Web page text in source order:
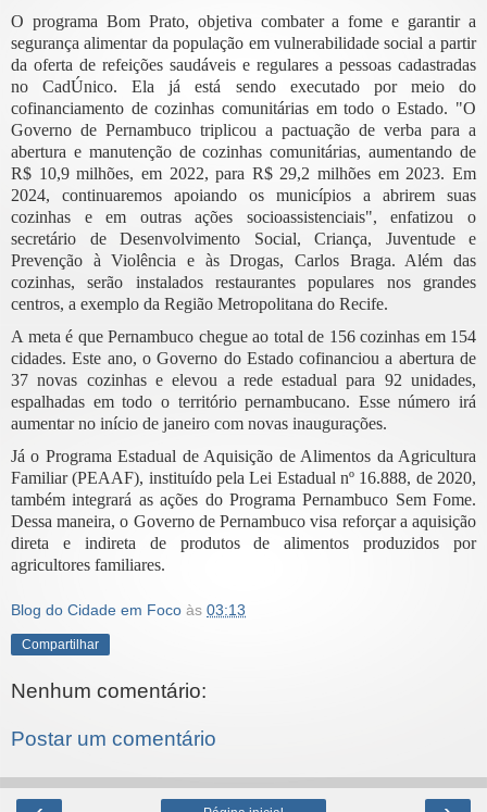
O programa Bom Prato, objetiva combater a fome e garantir a
segurança alimentar da população em vulnerabilidade social a partir
da oferta de refeições saudáveis e regulares a pessoas cadastradas
no CadÚnico. Ela já está sendo executado por meio do
cofinanciamento de cozinhas comunitárias em todo o Estado. "O
Governo de Pernambuco triplicou a pactuação de verba para a
abertura e manutenção de cozinhas comunitárias, aumentando de
R$ 10,9 milhões, em 2022, para R$ 29,2 milhões em 2023. Em
2024, continuaremos apoiando os municípios a abrirem suas
cozinhas e em outras ações socioassistenciais", enfatizou o
secretário de Desenvolvimento Social, Criança, Juventude e
Prevenção à Violência e às Drogas, Carlos Braga. Além das
cozinhas, serão instalados restaurantes populares nos grandes
centros, a exemplo da Região Metropolitana do Recife.
A meta é que Pernambuco chegue ao total de 156 cozinhas em 154
cidades. Este ano, o Governo do Estado cofinanciou a abertura de
37 novas cozinhas e elevou a rede estadual para 92 unidades,
espalhadas em todo o território pernambucano. Esse número irá
aumentar no início de janeiro com novas inaugurações.
Já o Programa Estadual de Aquisição de Alimentos da Agricultura
Familiar (PEAAF), instituído pela Lei Estadual nº 16.888, de 2020,
também integrará as ações do Programa Pernambuco Sem Fome.
Dessa maneira, o Governo de Pernambuco visa reforçar a aquisição
direta e indireta de produtos de alimentos produzidos por
agricultores familiares.
Blog do Cidade em Foco às 03:13
Compartilhar
Nenhum comentário:
Postar um comentário